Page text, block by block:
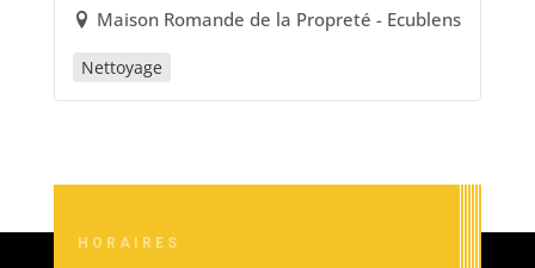
Maison Romande de la Propreté - Ecublens
Nettoyage
HORAIRES